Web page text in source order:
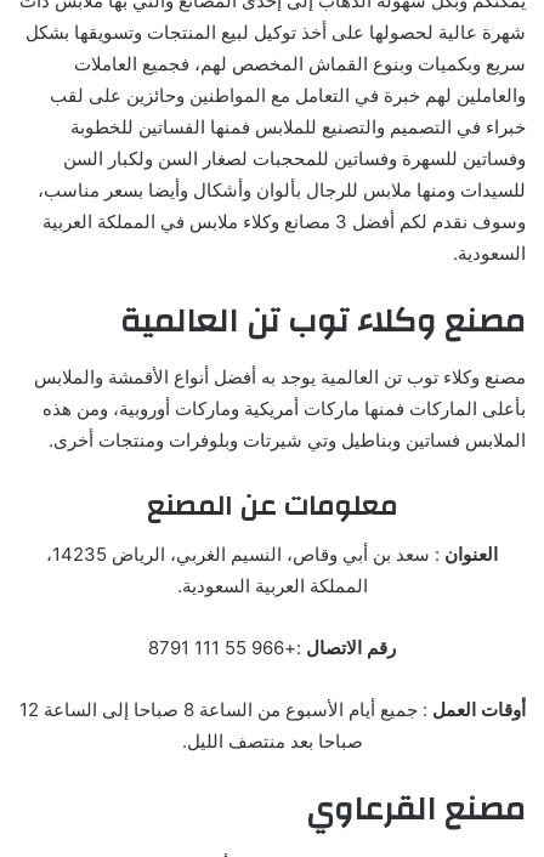
شهرة عالية لحصولها على أخذ توكيل لبيع المنتجات وتسويقها بشكل
سريع وبكميات وبنوع القماش المخصص لهم، فجميع العاملات
والعاملين لهم خبرة في التعامل مع المواطنين وحائزين على لقب
خبراء في التصميم والتصنيع للملابس فمنها الفساتين للخطوبة
وفساتين للسهرة وفساتين للمحجبات لصغار السن ولكبار السن
للسيدات ومنها ملابس للرجال بألوان وأشكال وأيضا بسعر مناسب،
وسوف نقدم لكم أفضل 3 مصانع وكلاء ملابس في المملكة العربية
السعودية.
مصنع وكلاء توب تن العالمية
مصنع وكلاء توب تن العالمية يوجد به أفضل أنواع الأقمشة والملابس
بأعلى الماركات فمنها ماركات أمريكية وماركات أوروبية، ومن هذه
الملابس فساتين وبناطيل وتي شيرتات وبلوفرات ومنتجات أخرى.
معلومات عن المصنع
العنوان
: سعد بن أبي وقاص، النسيم الغربي، الرياض 14235،
المملكة العربية السعودية.
رقم الاتصال :+966 55 111 8791
أوقات العمل
: جميع أيام الأسبوع من الساعة 8 صباحا إلى الساعة 12
صباحا بعد منتصف الليل.
مصنع القرعاوي